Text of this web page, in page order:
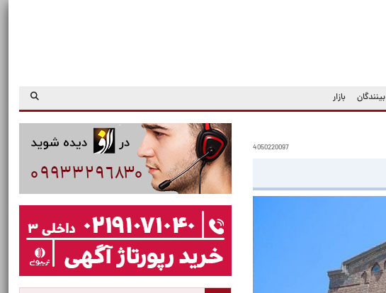
بازار
4050220097